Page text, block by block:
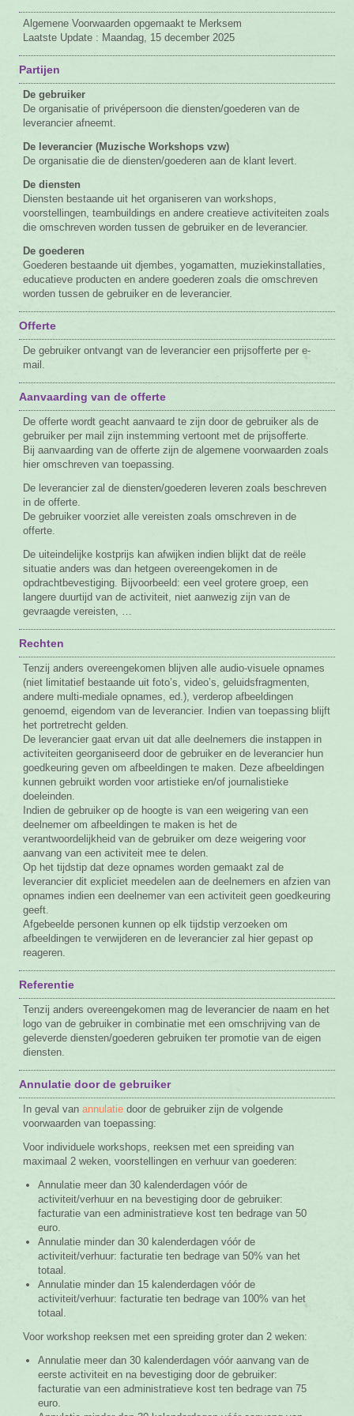
Vacature
Contact
Algemene Voorwaarden opgemaakt te Merksem
Laatste Update : Maandag, 15 december 2025
Partijen
De gebruiker
De organisatie of privépersoon die diensten/goederen van de
leverancier afneemt.
De leverancier (Muzische Workshops vzw)
De organisatie die de diensten/goederen aan de klant levert.
De diensten
Diensten bestaande uit het organiseren van workshops,
voorstellingen, teambuildings en andere creatieve activiteiten zoals
die omschreven worden tussen de gebruiker en de leverancier.
De goederen
Goederen bestaande uit djembes, yogamatten, muziekinstallaties,
educatieve producten en andere goederen zoals die omschreven
worden tussen de gebruiker en de leverancier.
Offerte
De gebruiker ontvangt van de leverancier een prijsofferte per e-
mail.
Aanvaarding van de offerte
De offerte wordt geacht aanvaard te zijn door de gebruiker als de
gebruiker per mail zijn instemming vertoont met de prijsofferte.
Bij aanvaarding van de offerte zijn de algemene voorwaarden zoals
hier omschreven van toepassing.
De leverancier zal de diensten/goederen leveren zoals beschreven
in de offerte.
De gebruiker voorziet alle vereisten zoals omschreven in de
offerte.
De uiteindelijke kostprijs kan afwijken indien blijkt dat de reële
situatie anders was dan hetgeen overeengekomen in de
opdrachtbevestiging. Bijvoorbeeld: een veel grotere groep, een
langere duurtijd van de activiteit, niet aanwezig zijn van de
gevraagde vereisten, …
Rechten
Tenzij anders overeengekomen blijven alle audio-visuele opnames
(niet limitatief bestaande uit foto’s, video’s, geluidsfragmenten,
andere multi-mediale opnames, ed.), verderop afbeeldingen
genoemd, eigendom van de leverancier. Indien van toepassing blijft
het portretrecht gelden.
De leverancier gaat ervan uit dat alle deelnemers die instappen in
activiteiten georganiseerd door de gebruiker en de leverancier hun
goedkeuring geven om afbeeldingen te maken. Deze afbeeldingen
kunnen gebruikt worden voor artistieke en/of journalistieke
doeleinden.
Indien de gebruiker op de hoogte is van een weigering van een
deelnemer om afbeeldingen te maken is het de
verantwoordelijkheid van de gebruiker om deze weigering voor
aanvang van een activiteit mee te delen.
Op het tijdstip dat deze opnames worden gemaakt zal de
leverancier dit expliciet meedelen aan de deelnemers en afzien van
opnames indien een deelnemer van een activiteit geen goedkeuring
geeft.
Afgebeelde personen kunnen op elk tijdstip verzoeken om
afbeeldingen te verwijderen en de leverancier zal hier gepast op
reageren.
Referentie
Tenzij anders overeengekomen mag de leverancier de naam en het
logo van de gebruiker in combinatie met een omschrijving van de
geleverde diensten/goederen gebruiken ter promotie van de eigen
diensten.
Annulatie door de gebruiker
In geval van annulatie door de gebruiker zijn de volgende
voorwaarden van toepassing:
Voor individuele workshops, reeksen met een spreiding van
maximaal 2 weken, voorstellingen en verhuur van goederen:
Annulatie meer dan 30 kalenderdagen vóór de
activiteit/verhuur en na bevestiging door de gebruiker:
facturatie van een administratieve kost ten bedrage van 50
euro.
Annulatie minder dan 30 kalenderdagen vóór de
activiteit/verhuur: facturatie ten bedrage van 50% van het
totaal.
Annulatie minder dan 15 kalenderdagen vóór de
activiteit/verhuur: facturatie ten bedrage van 100% van het
totaal.
Voor workshop reeksen met een spreiding groter dan 2 weken:
Annulatie meer dan 30 kalenderdagen vóór aanvang van de
eerste activiteit en na bevestiging door de gebruiker:
facturatie van een administratieve kost ten bedrage van 75
euro.